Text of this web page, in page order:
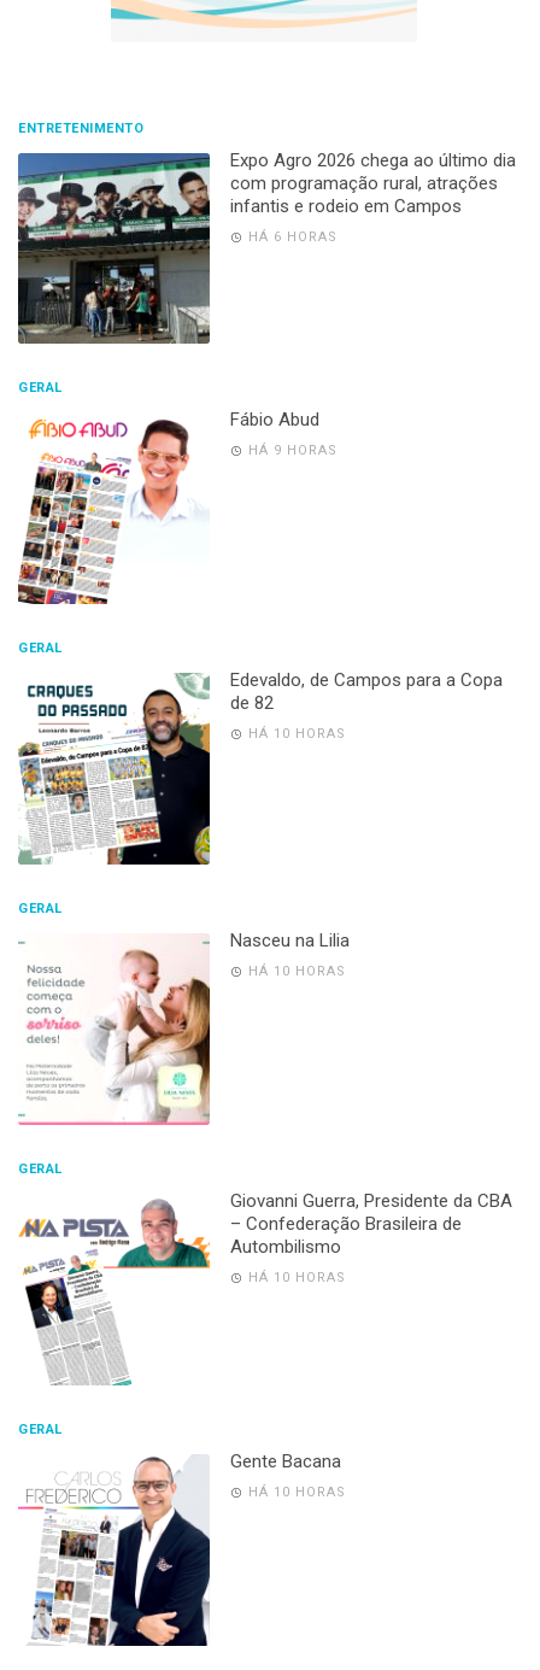
ENTRETENIMENTO
Expo Agro 2026 chega ao último dia
com programação rural, atrações
infantis e rodeio em Campos
HÁ 6 HORAS
GERAL
Fábio Abud
HÁ 9 HORAS
GERAL
Edevaldo, de Campos para a Copa
de 82
HÁ 10 HORAS
GERAL
Nasceu na Lilia
HÁ 10 HORAS
GERAL
Giovanni Guerra, Presidente da CBA
– Confederação Brasileira de
Autombilismo
HÁ 10 HORAS
GERAL
Gente Bacana
HÁ 10 HORAS